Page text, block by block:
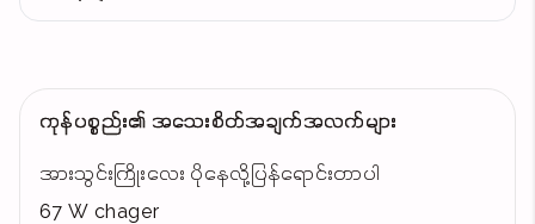
ကုန်ပစ္စည်း၏ အသေးစိတ်အချက်အလက်များ
အားသွင်းကြိုးလေး ပိုနေလို့ပြန်ရောင်းတာပါ
67 W chager